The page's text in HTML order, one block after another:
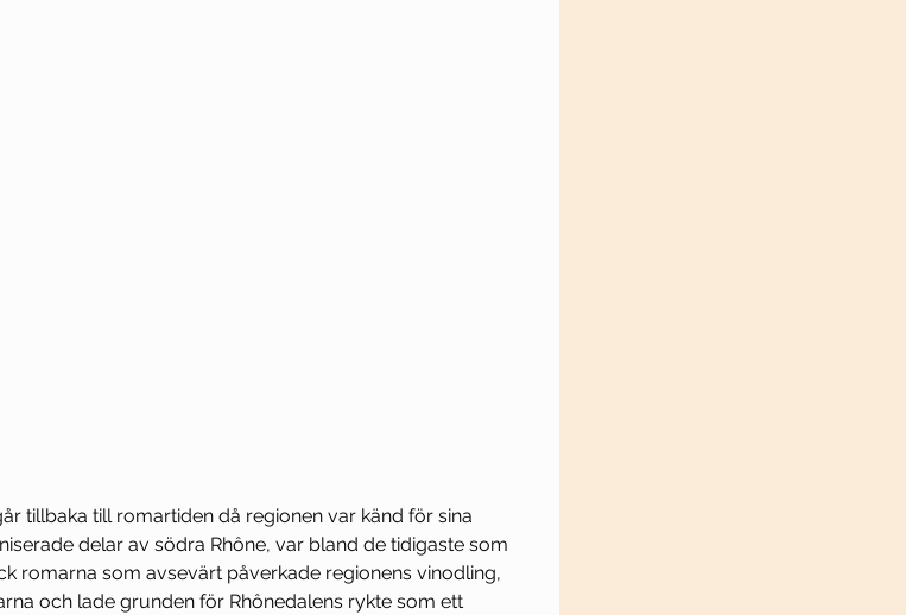
tillbaka till romartiden då regionen var känd för sina
delar av södra Rhône, var bland de tidigaste som
romarna som avsevärt påverkade regionens vinodling,
och lade grunden för Rhônedalens rykte som ett